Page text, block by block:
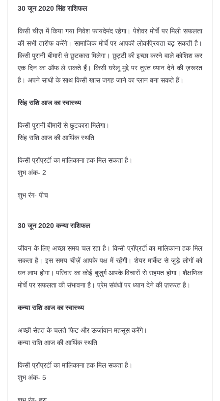
30 जून 2020 सिंह राशिफल
किसी चीज़ में किया गया निवेश फायदेमंद रहेगा। पेशेवर मोर्चे पर मिली सफलता
की सभी तारीफ करेंगे। सामाजिक मोर्चे पर आपकी लोकप्रियता बढ़ सकती है।
किसी पुरानी बीमारी से छुटकारा मिलेगा। छुट्टी की इच्छा करने वाले कोशिश कर
एक दिन का ऑफ ले सकते हैं। किसी घरेलू मुद्दे पर तुरंत ध्यान देने की ज़रूरत
है। अपने साथी के साथ किसी खास जगह जाने का प्लान बना सकते हैं।
सिंह राशि आज का स्वास्थ्य
किसी पुरानी बीमारी से छुटकारा मिलेगा।
सिंह राशि आज की आर्थिक स्थति
किसी प्रॉप्रर्टी का मालिकाना हक मिल सकता है।
शुभ अंक- 2
शुभ रंग- पीच
30 जून 2020 कन्या राशिफल
जीवन के लिए अच्छा समय चल रहा है। किसी प्रॉप्रर्टी का मालिकाना हक मिल
सकता है। इस समय चीज़ें आपके पक्ष में रहेंगी। शेयर मार्केट से जुड़े लोगों को
धन लाभ होगा। परिवार का कोई बुज़ुर्ग आपके विचारों से सहमत होगा। शैक्षणिक
मोर्चे पर सफलता की संभावना है। प्रेम संबंधों पर ध्यान देने की ज़रूरत है।
कन्या राशि आज का स्वास्थ्य
अच्छी सेहत के चलते फिट और ऊर्जावान महसूस करेंगे।
कन्या राशि आज की आर्थिक स्थति
किसी प्रॉप्रर्टी का मालिकाना हक मिल सकता है।
शुभ अंक- 5